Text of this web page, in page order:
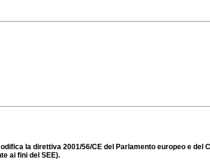
la direttiva 2001/56/CE del Parlamento europeo e
ai fini del SEE).